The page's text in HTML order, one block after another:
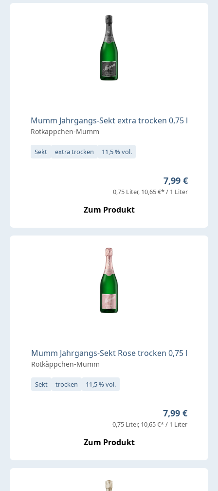
Mumm Jahrgangs-Sekt extra trocken 0,75 l
Rotkäppchen-Mumm
Sekt extra trocken 11,5 % vol.
Regulärer
7,99 €
0,75 Liter 10,65 €* / 1 Liter
Zum Produkt
Mumm Jahrgangs-Sekt Rose trocken 0,75 l
Rotkäppchen-Mumm
Sekt trocken 11,5 % vol.
Regulärer
7,99 €
0,75 Liter 10,65 €* / 1 Liter
Zum Produkt